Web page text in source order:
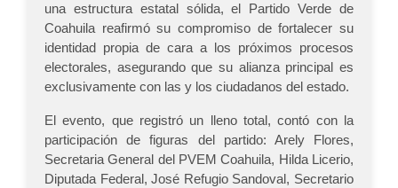
una estructura estatal sólida, el Partido Verde de
Coahuila reafirmó su compromiso de fortalecer su
identidad propia de cara a los próximos procesos
electorales, asegurando que su alianza principal es
exclusivamente con las y los ciudadanos del estado.
El evento, que registró un lleno total, contó con la
participación de figuras del partido: Arely Flores,
Secretaria General del PVEM Coahuila, Hilda Licerio,
Diputada Federal, José Refugio Sandoval, Secretario